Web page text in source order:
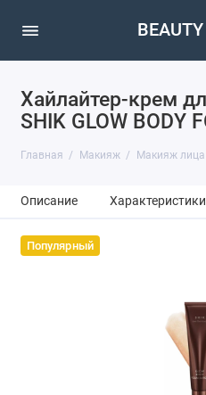
Хайлайтер-крем
SHIK GLOW BODY
Главная Макияж Макияж лица
Описание Характеристики
Популярный